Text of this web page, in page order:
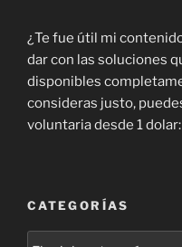
¿Te fue útil mi
dar con las soluciones
disponibles
consideras justo,
voluntaria desde 1 dolar:
CATEGORÍAS